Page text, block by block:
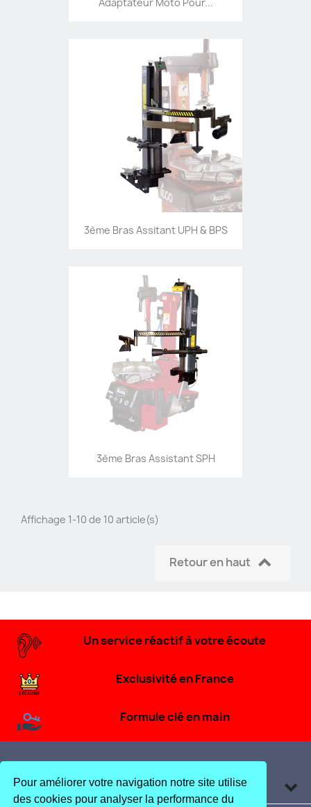
Pour améliorer votre navigation notre site utilise
des cookies pour analyser la performance du
3ème Bras Assitant UPH & BPS
3ème Bras Assistant SPH
Affichage 1-10 de 10 article(s)
Retour en haut 
Un service réactif à votre écoute
Exclusivité en France
Formule clé en main
Produits 